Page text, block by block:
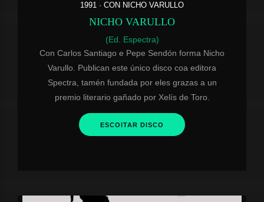
1991 · CON NICHO VARULLO
NICHO VARULLO
(Ed. Espectra)
Con Carlos Santiago e Pepe Sendón forma Nicho
Varullo. Publican este único disco coa editora
Spectra, tamén fundada por eles grazas a un
premio literario gañado por Xelís de Toro.
ESCOITAR DISCO